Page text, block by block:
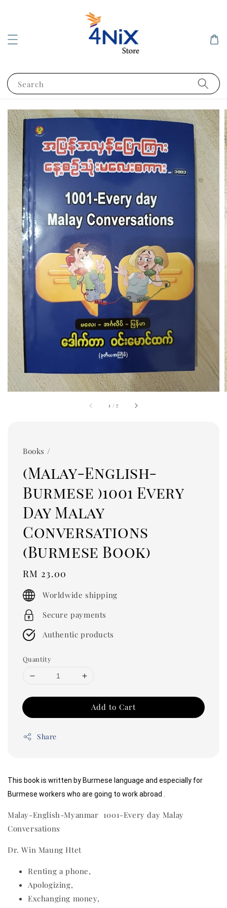
Search
1 /7
Books /
(Malay-English-
Burmese )1001 Every
Day Malay
Conversations
(Burmese Book)
Regular
price
RM 23.00
Worldwide shipping
Secure payments
Authentic products
Quantity
Add to Cart
Share
This book is written by Burmese language and especially for
Burmese workers who are going to work abroad .
Malay-English-Myanmar 1001-Every day Malay
Conversations
Dr. Win Maung Htet
Renting a phone,
Apologizing,
Exchanging money,